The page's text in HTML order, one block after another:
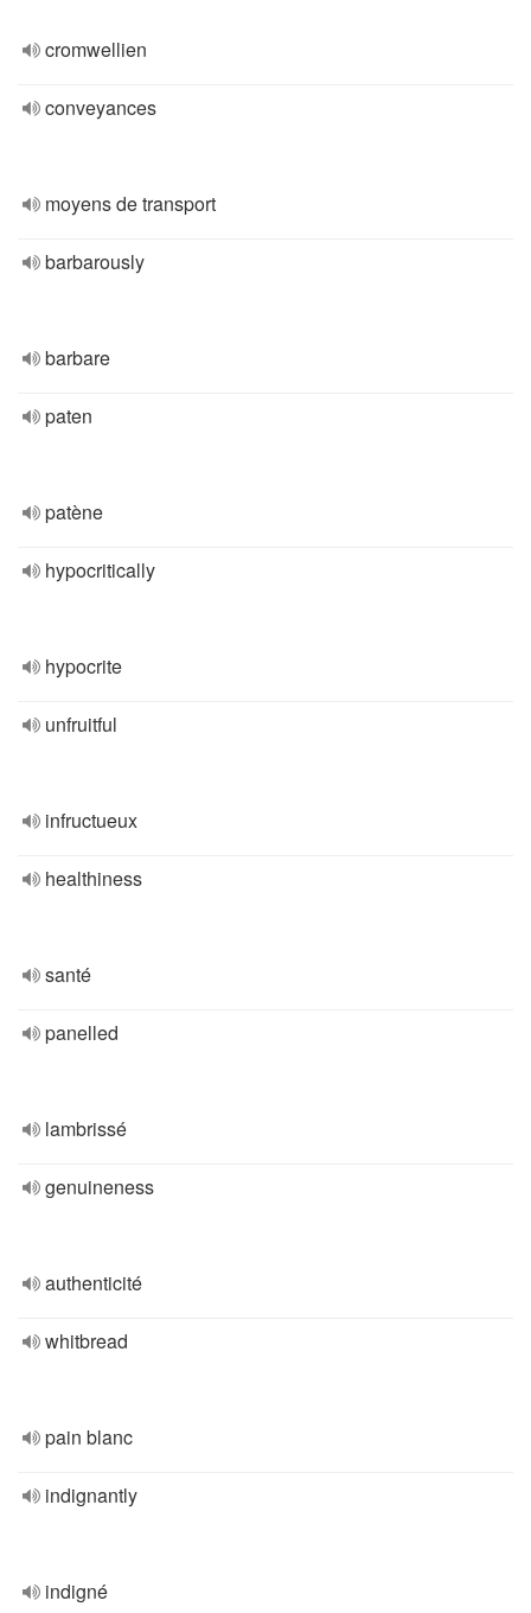
cromwellien
conveyances
moyens de transport
barbarously
barbare
paten
patène
hypocritically
hypocrite
unfruitful
infructueux
healthiness
santé
panelled
lambrissé
genuineness
authenticité
whitbread
pain blanc
indignantly
indigné